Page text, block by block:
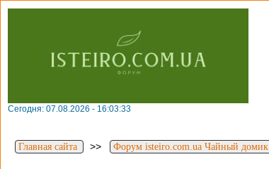
Сегодня: 07.08.2026 - 16:03:33
Главная сайта >> Форум isteiro.com.ua Чайный домик